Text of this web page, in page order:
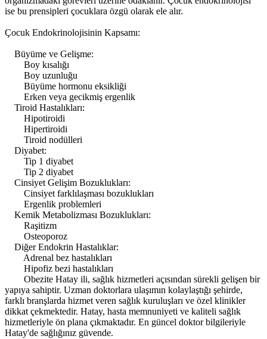
ise bu prensipleri çocuklara özgü olarak ele alır.
Çocuk Endokrinolojisinin Kapsamı:
Büyüme ve Gelişme:
Boy kısalığı
Boy uzunluğu
Büyüme hormonu eksikliği
Erken veya gecikmiş ergenlik
Tiroid Hastalıkları:
Hipotiroidi
Hipertiroidi
Tiroid nodülleri
Diyabet:
Tip 1 diyabet
Tip 2 diyabet
Cinsiyet Gelişim Bozuklukları:
Cinsiyet farklılaşması bozuklukları
Ergenlik problemleri
Kemik Metabolizması Bozuklukları:
Raşitizm
Osteoporoz
Diğer Endokrin Hastalıklar:
Adrenal bez hastalıkları
Hipofiz bezi hastalıkları
Obezite Hatay ili, sağlık hizmetleri açısından sürekli gelişen bir
yapıya sahiptir. Uzman doktorlara ulaşımın kolaylaştığı şehirde,
farklı branşlarda hizmet veren sağlık kuruluşları ve özel klinikler
dikkat çekmektedir. Hatay, hasta memnuniyeti ve kaliteli sağlık
hizmetleriyle ön plana çıkmaktadır. En güncel doktor bilgileriyle
Hatay'de sağlığınız güvende.